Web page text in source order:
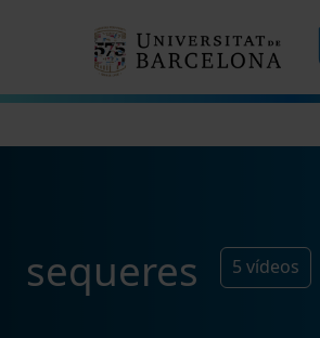
sequeres 5 vídeos